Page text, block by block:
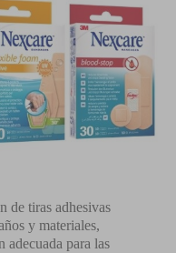
de tiras adhesivas
y materiales,
adecuada para las